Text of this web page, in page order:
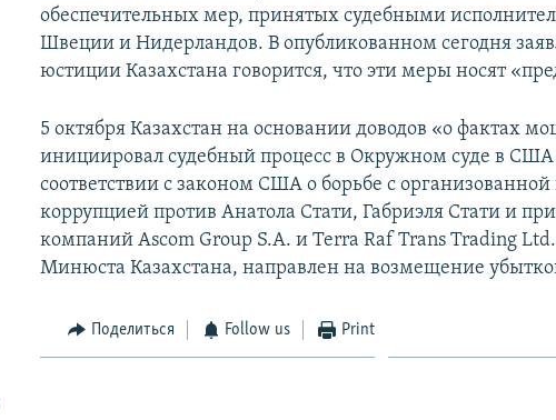
обеспечительных мер, принятых судебными
Швеции и Нидерландов. В опубликованном сегодня
юстиции Казахстана говорится, что эти меры носят
5 октября Казахстан на основании доводов «о фактах
инициировал судебный процесс в Окружном суде в
соответствии с законом США о борьбе с
коррупцией против Анатола Стати, Габриэля Стати и
компаний Ascom Group S.A. и Terra Raf Trans Trading
Минюста Казахстана, направлен на возмещение
Поделиться Follow us Print